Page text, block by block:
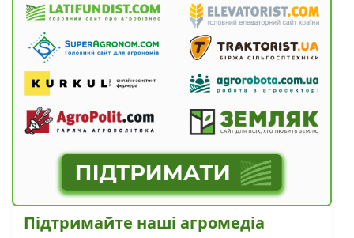
Підтримайте наші агромедіа